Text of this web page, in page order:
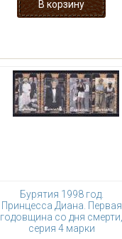
Бурятия 1998 год.
Принцесса Диана. Первая
годовщина со дня смерти,
серия 4 марки